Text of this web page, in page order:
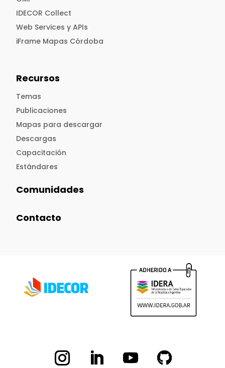
IDECOR Collect
Web Services y APIs
iFrame Mapas Córdoba
Recursos
Temas
Publicaciones
Mapas para descargar
Descargas
Capacitación
Estándares
Comunidades
Contacto